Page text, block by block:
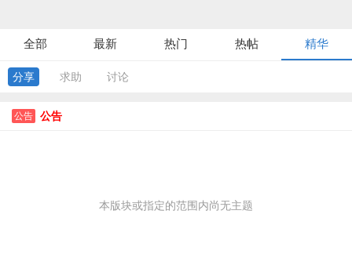
全部 最新 热门 热帖 精华
分享 求助 讨论
公告 公告
本版块或指定的范围内尚无主题